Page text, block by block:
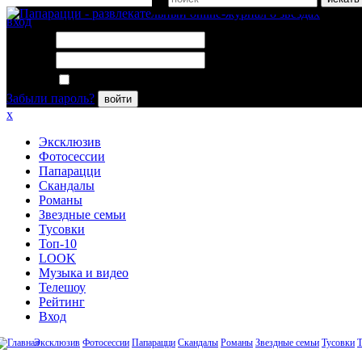
вход
Забыли пароль?
войти
x
Эксклюзив
Фотосессии
Папарацци
Скандалы
Романы
Звездные семьи
Тусовки
Топ-10
LOOK
Музыка и видео
Телешоу
Рейтинг
Вход
Эксклюзив Фотосессии Папарацци Скандалы Романы Звездные семьи Тусовки